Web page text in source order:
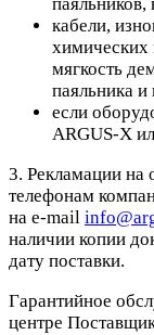
паяльников,
кабели,
химических
мягкость
паяльника и
если
ARGUS-X
3. Рекламации на
телефонам
на e-mail
наличии копии
дату поставки.
Гарантийное
центре